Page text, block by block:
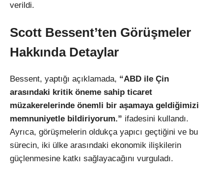
verildi.
Scott Bessent’ten Görüşmeler
Hakkında Detaylar
Bessent, yaptığı açıklamada, “ABD ile Çin
arasındaki kritik öneme sahip ticaret
müzakerelerinde önemli bir aşamaya geldiğimizi
memnuniyetle bildiriyorum.” ifadesini kullandı.
Ayrıca, görüşmelerin oldukça yapıcı geçtiğini ve bu
sürecin, iki ülke arasındaki ekonomik ilişkilerin
güçlenmesine katkı sağlayacağını vurguladı.